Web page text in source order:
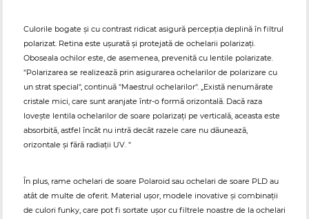
Culorile bogate și cu contrast ridicat asigură percepția deplină în filtrul
polarizat. Retina este ușurată și protejată de ochelarii polarizați.
Oboseala ochilor este, de asemenea, prevenită cu lentile polarizate.
"Polarizarea se realizează prin asigurarea ochelarilor de polarizare cu
un strat special", continuă "Maestrul ochelarilor". „Există nenumărate
cristale mici, care sunt aranjate într-o formă orizontală. Dacă raza
lovește lentila ochelarilor de soare polarizați pe verticală, aceasta este
absorbită, astfel încât nu intră decât razele care nu dăunează,
orizontale și fără radiații UV. "
În plus, rame ochelari de soare Polaroid sau ochelari de soare PLD au
atât de multe de oferit. Material ușor, modele inovative și combinații
de culori funky, care pot fi sortate ușor cu filtrele noastre de la ochelari